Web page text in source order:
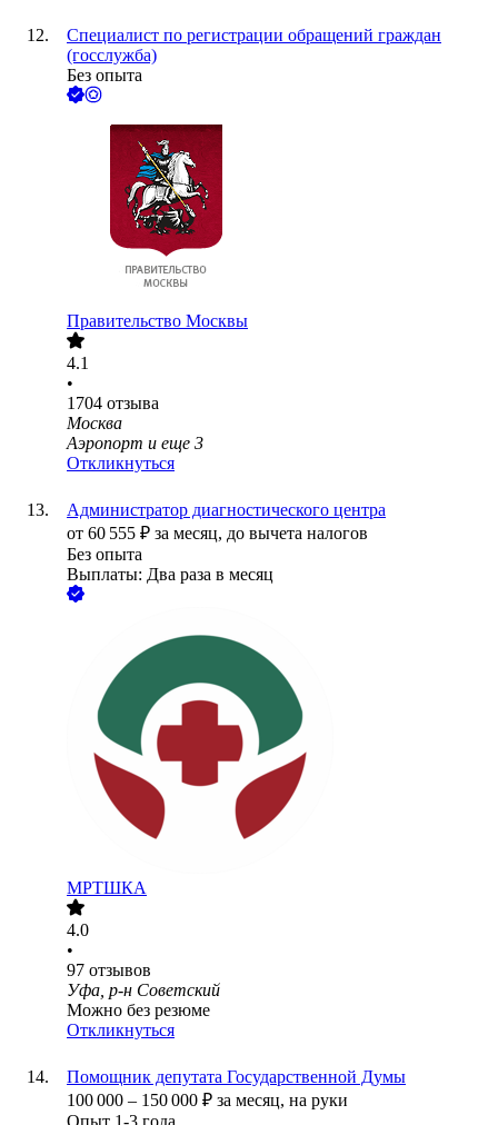
Специалист по регистрации обращений граждан
(госслужба)
Без опыта
Правительство Москвы
4.1
•
1704 отзыва
Москва
Аэропорт и еще 3
Откликнуться
Администратор диагностического центра
от 60 555 ₽ за месяц, до вычета налогов
Без опыта
Выплаты: Два раза в месяц
МРТШКА
4.0
•
97 отзывов
Уфа, р-н Советский
Можно без резюме
Откликнуться
Помощник депутата Государственной Думы
100 000 – 150 000 ₽ за месяц, на руки